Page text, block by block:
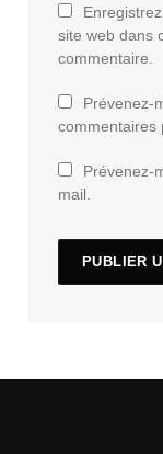
site web dans
commentaire.
Prévenez-
commentaires
Prévenez-
mail.